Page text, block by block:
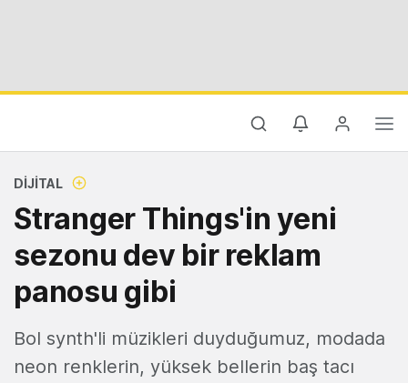
DIJITAL
Stranger Things'in yeni
sezonu dev bir reklam
panosu gibi
Bol synth'li müzikleri duyduğumuz, modada
neon renklerin, yüksek bellerin baş tacı